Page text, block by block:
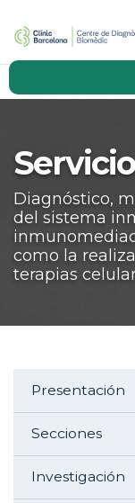
Diagnóstico,
del sistema
como la
terapias
Aside
Presentación
Secciones
Investigación